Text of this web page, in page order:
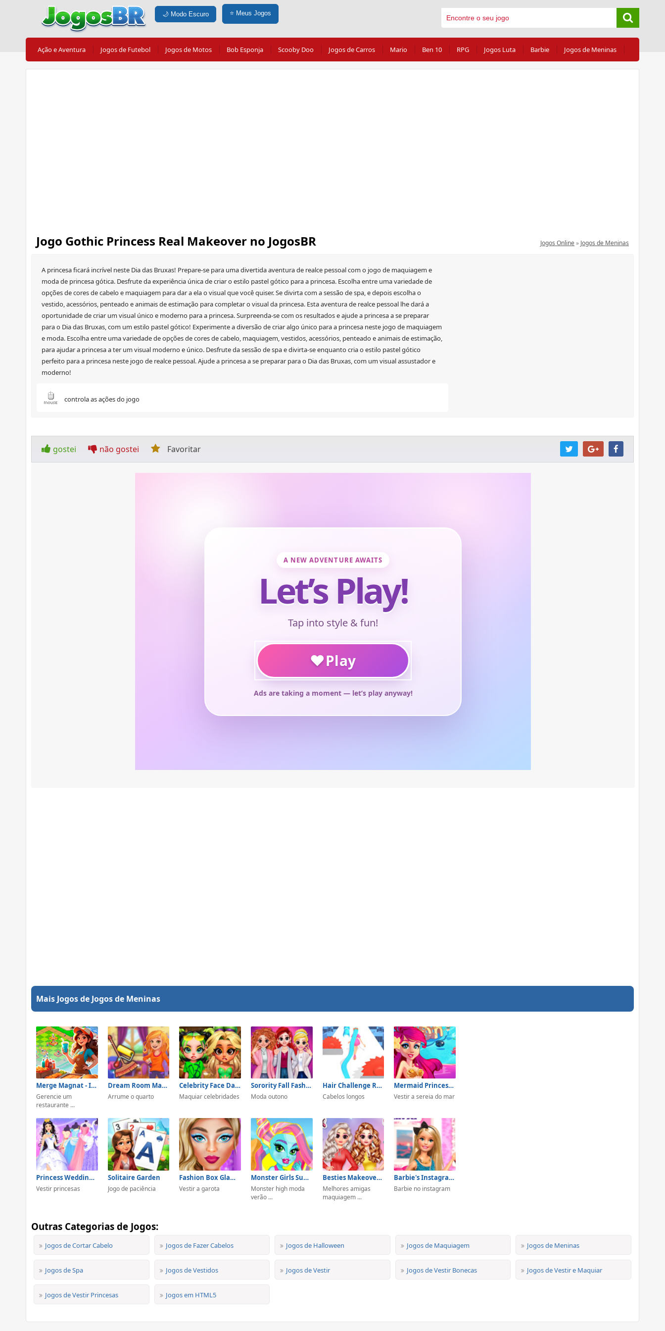
🌙 Modo Escuro ⭐ Meus Jogos
Ação e Aventura Jogos de Futebol Jogos de Motos Bob Esponja Scooby Doo Jogos de Carros Mario Ben 10 RPG Jogos Luta Barbie Jogos de Meninas
Jogo Gothic Princess Real Makeover no JogosBR Jogos Online» Jogos de Meninas
A princesa ficará incrível neste Dia das Bruxas! Prepare-se para uma divertida aventura de realce pessoal com o jogo de maquiagem e
moda de princesa gótica. Desfrute da experiência única de criar o estilo pastel gótico para a princesa. Escolha entre uma variedade de
opções de cores de cabelo e maquiagem para dar a ela o visual que você quiser. Se divirta com a sessão de spa, e depois escolha o
vestido, acessórios, penteado e animais de estimação para completar o visual da princesa. Esta aventura de realce pessoal lhe dará a
oportunidade de criar um visual único e moderno para a princesa. Surpreenda-se com os resultados e ajude a princesa a se preparar
para o Dia das Bruxas, com um estilo pastel gótico! Experimente a diversão de criar algo único para a princesa neste jogo de maquiagem
e moda. Escolha entre uma variedade de opções de cores de cabelo, maquiagem, vestidos, acessórios, penteado e animais de estimação,
para ajudar a princesa a ter um visual moderno e único. Desfrute da sessão de spa e divirta-se enquanto cria o estilo pastel gótico
perfeito para a princesa neste jogo de realce pessoal. Ajude a princesa a se preparar para o Dia das Bruxas, com um visual assustador e
moderno!
controla as ações do jogo
gostei não gostei Favoritar
Mais Jogos de Jogos de Meninas
Merge Magnat - IDeaL Store
Gerencie um
restaurante ...
Dream Room Makeover
Arrume o quarto
Celebrity Face Dance
Maquiar celebridades
Sorority Fall Fashion
Moda outono
Hair Challenge Rush
Cabelos longos
Mermaid Princess Underwater Games
Vestir a sereia do mar
Princess Wedding Dress Up Game
Vestir princesas
Solitaire Garden
Jogo de paciência
Fashion Box Glam Diva
Vestir a garota
Monster Girls Summer Vacation
Monster high moda
verão ...
Besties Makeover Salon
Melhores amigas
maquiagem ...
Barbie's Instagram Life
Barbie no instagram
Outras Categorias de Jogos:
Jogos de Cortar Cabelo Jogos de Fazer Cabelos Jogos de Halloween Jogos de Maquiagem Jogos de Meninas
Jogos de Spa Jogos de Vestidos Jogos de Vestir Jogos de Vestir Bonecas Jogos de Vestir e Maquiar
Jogos de Vestir Princesas Jogos em HTML5